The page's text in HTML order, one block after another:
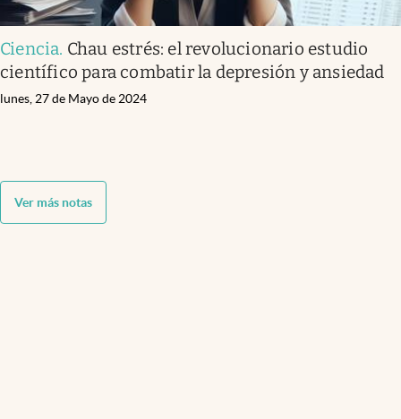
Ciencia. Chau estrés: el revolucionario estudio
científico para combatir la depresión y ansiedad
lunes, 27 de Mayo de 2024
Ver más notas